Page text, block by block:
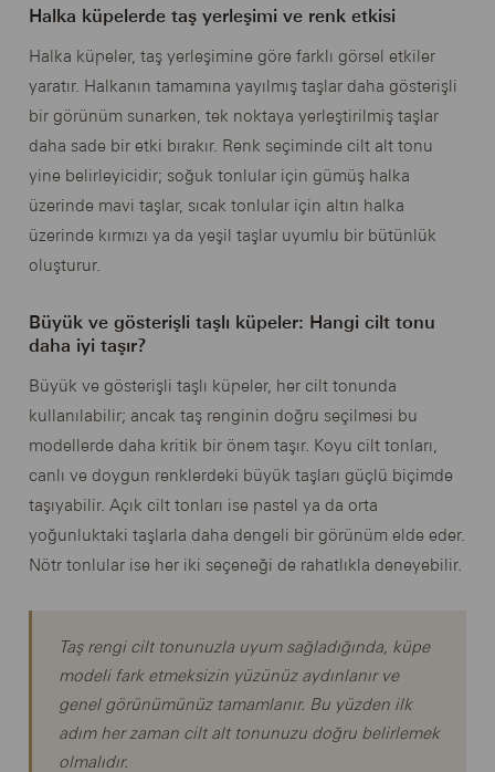
Halka küpelerde taş yerleşimi ve renk etkisi
Halka küpeler, taş yerleşimine göre farklı görsel etkiler
yaratır. Halkanın tamamına yayılmış taşlar daha gösterişli
bir görünüm sunarken, tek noktaya yerleştirilmiş taşlar
daha sade bir etki bırakır. Renk seçiminde cilt alt tonu
yine belirleyicidir; soğuk tonlular için gümüş halka
üzerinde mavi taşlar, sıcak tonlular için altın halka
üzerinde kırmızı ya da yeşil taşlar uyumlu bir bütünlük
oluşturur.
Büyük ve gösterişli taşlı küpeler: Hangi cilt tonu
daha iyi taşır?
Büyük ve gösterişli taşlı küpeler, her cilt tonunda
kullanılabilir; ancak taş renginin doğru seçilmesi bu
modellerde daha kritik bir önem taşır. Koyu cilt tonları,
canlı ve doygun renklerdeki büyük taşları güçlü biçimde
taşıyabilir. Açık cilt tonları ise pastel ya da orta
yoğunluktaki taşlarla daha dengeli bir görünüm elde eder.
Nötr tonlular ise her iki seçeneği de rahatlıkla deneyebilir.
Taş rengi cilt tonunuzla uyum sağladığında, küpe
modeli fark etmeksizin yüzünüz aydınlanır ve
genel görünümünüz tamamlanır. Bu yüzden ilk
adım her zaman cilt alt tonunuzu doğru belirlemek
olmalıdır.